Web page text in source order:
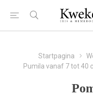
Startpagina
Pumila vanaf 7 tot 40